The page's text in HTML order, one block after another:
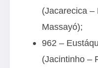
(Jacarecica –
Massayó);
962 –
(Jacintinho –